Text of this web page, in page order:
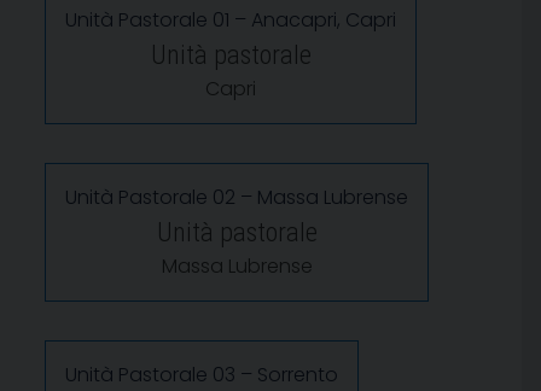
Unità Pastorale 01 – Anacapri, Capri
Unità pastorale
Capri
Unità Pastorale 02 – Massa Lubrense
Unità pastorale
Massa Lubrense
Unità Pastorale 03 – Sorrento